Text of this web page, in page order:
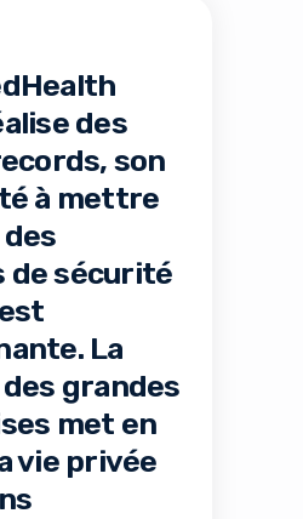
des
son
à mettre
de sécurité
La
grandes
met en
vie privée